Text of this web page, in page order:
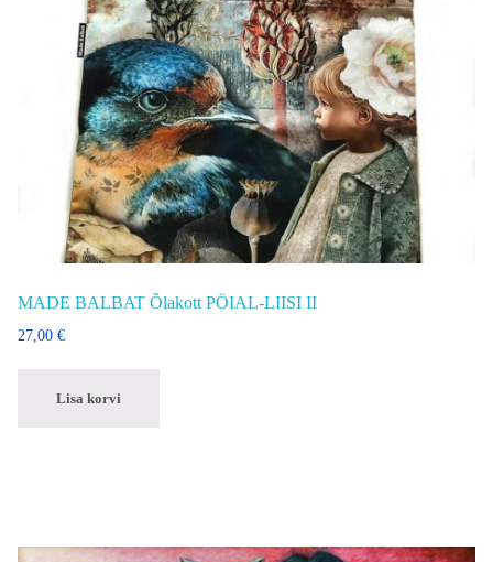
MADE BALBAT Õlakott PÖIAL-LIISI II
27,00 €
Lisa korvi